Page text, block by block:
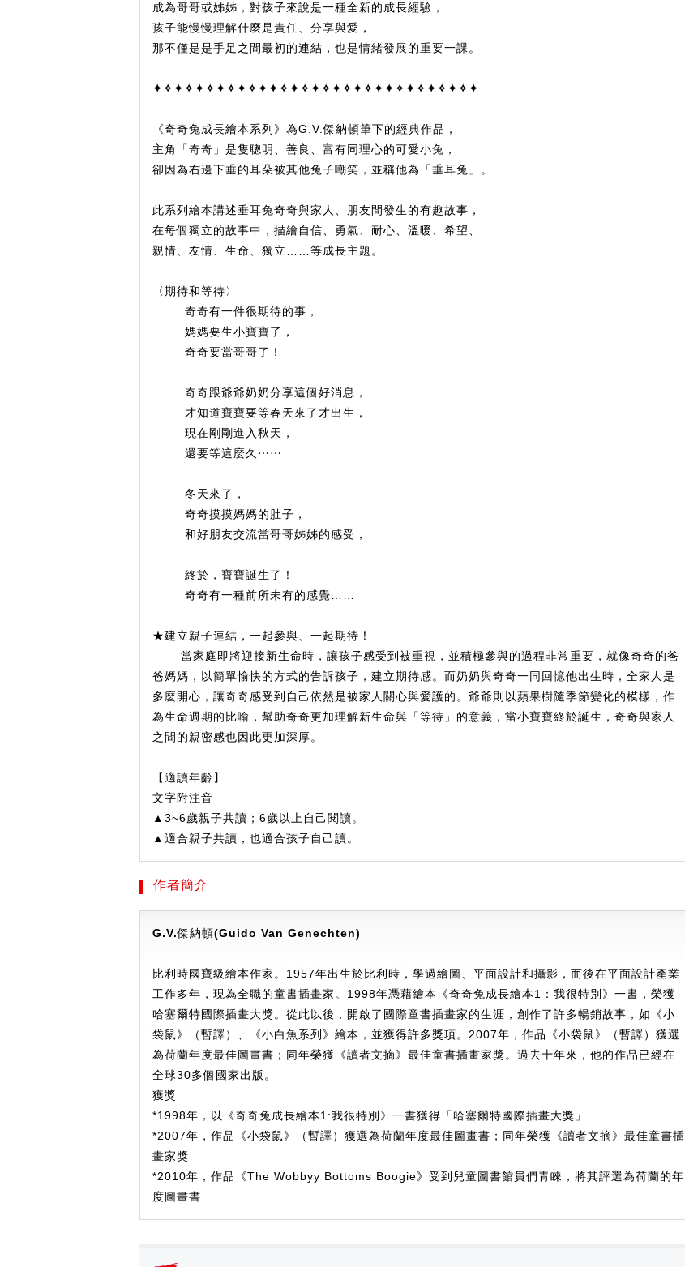
成為哥哥或姊姊，對孩子來說是一種全新的成長經驗，
孩子能慢慢理解什麼是責任、分享與愛，
那不僅是是手足之間最初的連結，也是情緒發展的重要一課。
✦✧✦✧✦✧✦✧✦✧✦✦✧✦✧✦✧✦✧✦✧✦✦✧✦✧✦✧✦✧✦
《奇奇兔成長繪本系列》為G.V.傑納頓筆下的經典作品，
主角「奇奇」是隻聰明、善良、富有同理心的可愛小兔，
卻因為右邊下垂的耳朵被其他兔子嘲笑，並稱他為「垂耳兔」。
此系列繪本講述垂耳兔奇奇與家人、朋友間發生的有趣故事，
在每個獨立的故事中，描繪自信、勇氣、耐心、溫暖、希望、
親情、友情、生命、獨立……等成長主題。
〈期待和等待〉
奇奇有一件很期待的事，
媽媽要生小寶寶了，
奇奇要當哥哥了！
奇奇跟爺爺奶奶分享這個好消息，
才知道寶寶要等春天來了才出生，
現在剛剛進入秋天，
還要等這麼久⋯⋯
冬天來了，
奇奇摸摸媽媽的肚子，
和好朋友交流當哥哥姊姊的感受，
終於，寶寶誕生了！
奇奇有一種前所未有的感覺……
★建立親子連結，一起參與、一起期待！
當家庭即將迎接新生命時，讓孩子感受到被重視，並積極參與的過程非常重要，就像奇奇的爸
爸媽媽，以簡單愉快的方式的告訴孩子，建立期待感。而奶奶與奇奇一同回憶他出生時，全家人是
多麼開心，讓奇奇感受到自己依然是被家人關心與愛護的。爺爺則以蘋果樹隨季節變化的模樣，作
為生命週期的比喻，幫助奇奇更加理解新生命與「等待」的意義，當小寶寶終於誕生，奇奇與家人
之間的親密感也因此更加深厚。
【適讀年齡】
文字附注音
▲3~6歲親子共讀；6歲以上自己閱讀。
▲適合親子共讀，也適合孩子自己讀。
作者簡介
G.V.傑納頓(Guido Van Genechten)
比利時國寶級繪本作家。1957年出生於比利時，學過繪圖、平面設計和攝影，而後在平面設計產業
工作多年，現為全職的童書插畫家。1998年憑藉繪本《奇奇兔成長繪本1：我很特別》一書，榮獲
哈塞爾特國際插畫大獎。從此以後，開啟了國際童書插畫家的生涯，創作了許多暢銷故事，如《小
袋鼠》（暫譯）、《小白魚系列》繪本，並獲得許多獎項。2007年，作品《小袋鼠》（暫譯）獲選
為荷蘭年度最佳圖畫書；同年榮獲《讀者文摘》最佳童書插畫家獎。過去十年來，他的作品已經在
全球30多個國家出版。
獲獎
*1998年，以《奇奇兔成長繪本1:我很特別》一書獲得「哈塞爾特國際插畫大獎」
*2007年，作品《小袋鼠》（暫譯）獲選為荷蘭年度最佳圖畫書；同年榮獲《讀者文摘》最佳童書插
畫家獎
*2010年，作品《The Wobbyy Bottoms Boogie》受到兒童圖書館員們青睞，將其評選為荷蘭的年
度圖畫書